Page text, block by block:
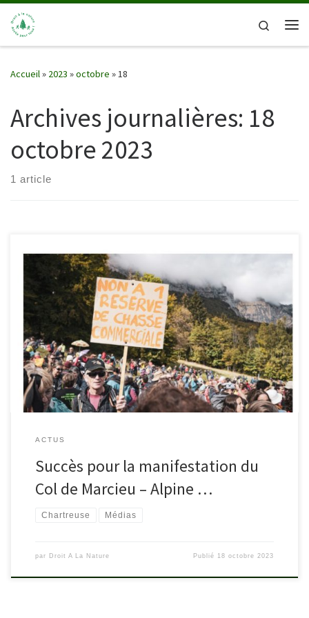
Passer au contenu
Search
Accueil» 2023 »octobre »18
Archives journalières: 18
octobre 2023
1 article
alpinemag.fr/chartreuse-succes-manifestation-col-marcieu-
jeremie-iordanoff-depute-isere/
ACTUS
Succès pour la manifestation du
Col de Marcieu – Alpine …
Chartreuse Médias
par Droit A La Nature Publié 18 octobre 2023